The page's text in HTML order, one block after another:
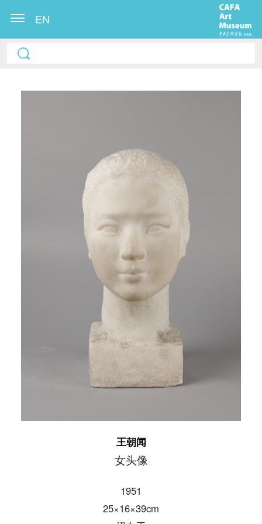
EN
王朝闻
女头像
1951
25×16×39cm
快捷登录 帐号密码登录
手机号码将作为您的登录账号
登录